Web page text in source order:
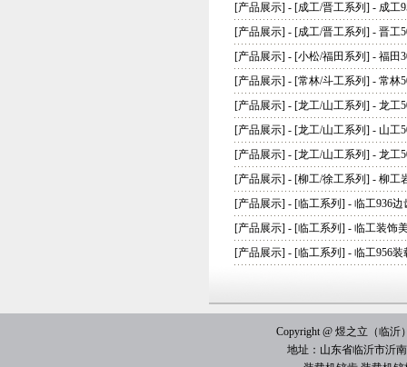
[产品展示] - [成工/晋工系列 ] - 成工
[产品展示] - [成工/晋工系列 ] - 晋工
[产品展示] - [小松/福田系列 ] - 福田
[产品展示] - [常林/斗工系列 ] - 常林
[产品展示] - [龙工/山工系列 ] - 龙工
[产品展示] - [龙工/山工系列 ] - 山工
[产品展示] - [龙工/山工系列 ] - 龙工
[产品展示] - [柳工/徐工系列 ] - 柳工
[产品展示] - [临工系列 ] - 临工936边
[产品展示] - [临工系列 ] - 临工装饰
[产品展示] - [临工系列 ] - 临工956
Copyright @ 煜之立（临沂
地址：山东省临沂市沂